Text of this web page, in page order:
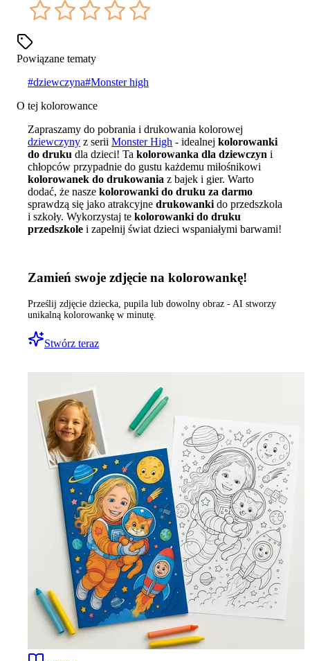
Powiązane tematy
#dziewczyna#Monster high
O tej kolorowance
Zapraszamy do pobrania i drukowania kolorowej
dziewczyny z serii Monster High - idealnej kolorowanki
do druku dla dzieci! Ta kolorowanka dla dziewczyn i
chłopców przypadnie do gustu każdemu miłośnikowi
kolorowanek do drukowania z bajek i gier. Warto
dodać, że nasze kolorowanki do druku za darmo
sprawdzą się jako atrakcyjne drukowanki do przedszkola
i szkoły. Wykorzystaj te kolorowanki do druku
przedszkole i zapełnij świat dzieci wspaniałymi barwami!
Zamień swoje zdjęcie na kolorowankę!
Prześlij zdjęcie dziecka, pupila lub dowolny obraz - AI stworzy
unikalną kolorowankę w minutę.
Stwórz teraz